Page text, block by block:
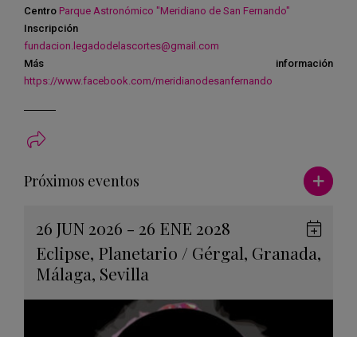
Centro Parque Astronómico "Meridiano de San Fernando"
Inscripción
fundacion.legadodelascortes@gmail.com
Más información
https://www.facebook.com/meridianodesanfernando
Próximos eventos Ver más
26 JUN 2026 - 26 ENE 2028
Eclipse, Planetario / Gérgal, Granada,
Málaga, Sevilla
en